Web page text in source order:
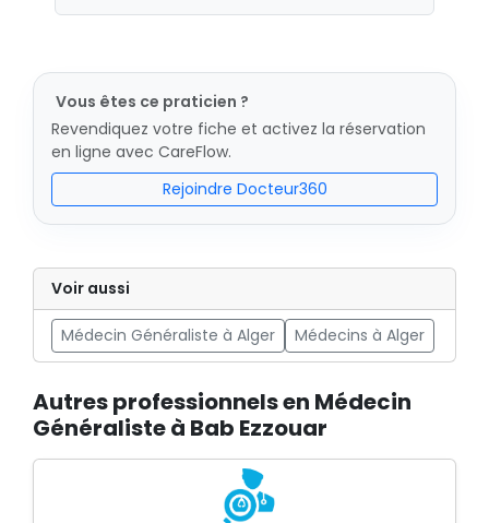
Vous êtes ce praticien ?
Revendiquez votre fiche et activez la réservation
en ligne avec CareFlow.
Rejoindre Docteur360
Voir aussi
Médecin Généraliste à Alger Médecins à Alger
Autres professionnels en Médecin
Généraliste à Bab Ezzouar